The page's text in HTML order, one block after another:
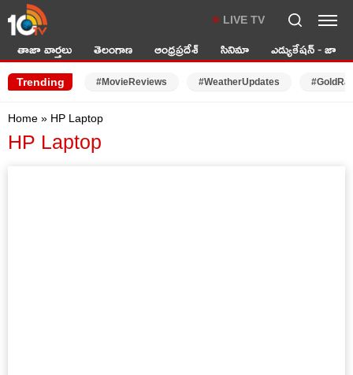
LIVE TV
తాజా వార్తలు తెలంగాణ ఆంధ్రప్రదేశ్ సినిమా ఎడ్యుకేషన్ - జాబ్స్
Trending #MovieReviews #WeatherUpdates
Home » HP Laptop
HP Laptop